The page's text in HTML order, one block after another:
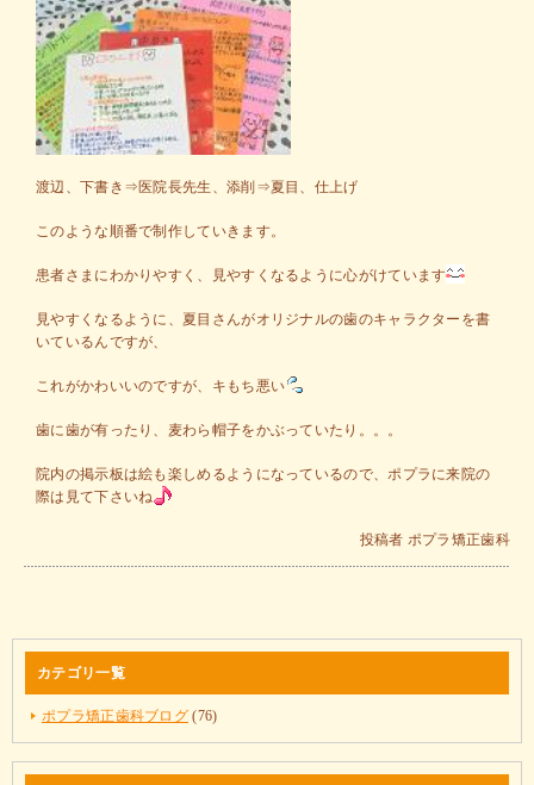
渡辺、下書き⇒医院長先生、添削⇒夏目、仕上げ
このような順番で制作していきます。
患者さまにわかりやすく、見やすくなるように心がけています
見やすくなるように、夏目さんがオリジナルの歯のキャラクターを書
いているんですが、
これがかわいいのですが、キもち悪い
歯に歯が有ったり、麦わら帽子をかぶっていたり。。。
院内の掲示板は絵も楽しめるようになっているので、ポプラに来院の
際は見て下さいね
投稿者 ポプラ矯正歯科
カテゴリ一覧
ポプラ矯正歯科ブログ (76)